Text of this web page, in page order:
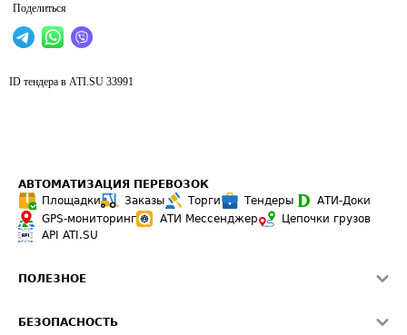
Поделиться
ID тендера в ATI.SU 33991
АВТОМАТИЗАЦИЯ ПЕРЕВОЗОК
Площадки
Заказы Торги Тендеры
АТИ-Доки
GPS-мониторинг
АТИ Мессенджер
Цепочки грузов
API ATI.SU
ПОЛЕЗНОЕ
БЕЗОПАСНОСТЬ